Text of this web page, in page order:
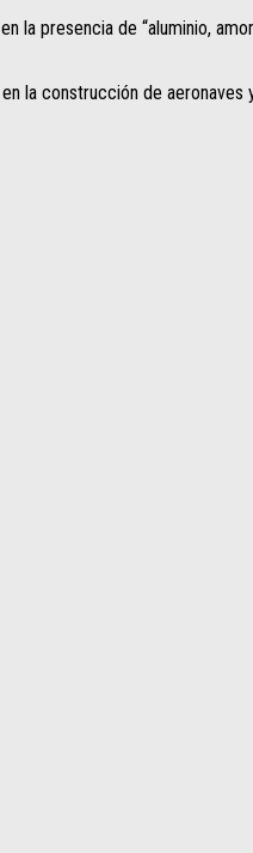
la presencia de “aluminio,
la construcción de aeronaves